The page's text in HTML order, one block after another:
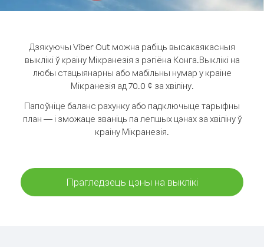
Дзякуючы Viber Out можна рабіць высакаякасныя
выклікі ў краіну Мікранезія з рэгіёна Конга.Выклікі на
любы стацыянарны або мабільны нумар у краіне
Мікранезія ад 70.0 ¢ за хвіліну.
Папоўніце баланс рахунку або падключыце тарыфны
план — і зможаце званіць па лепшых цэнах за хвіліну ў
краіну Мікранезія.
Прагледзець цэны на выклікі